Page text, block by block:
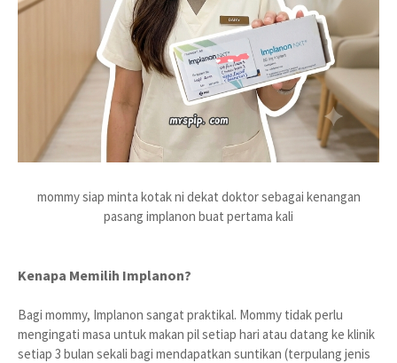
mommy siap minta kotak ni dekat doktor sebagai kenangan
pasang implanon buat pertama kali
Kenapa Memilih Implanon?
Bagi mommy, Implanon sangat praktikal. Mommy tidak perlu
mengingati masa untuk makan pil setiap hari atau datang ke klinik
setiap 3 bulan sekali bagi mendapatkan suntikan (terpulang jenis